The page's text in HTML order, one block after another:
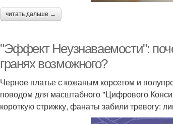
читать дальше →
"Эффект Неузнаваемости":
гранях возможного?
Черное платье с кожаным корсетом и
поводом для масштабного "Цифрового
короткую стрижку, фанаты забили тревогу: